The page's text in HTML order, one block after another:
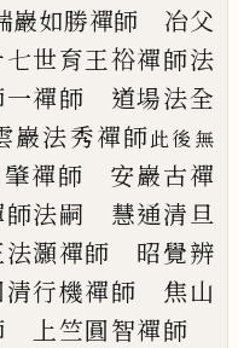
巖如勝禪師 冶父
世育王𥙿禪師法
禪師 道場法全
巖法秀禪師此後無
禪師 安巖古禪
法嗣 慧通清旦
灝禪師 昭覺辨
行機禪師 焦山
上竺圓智禪師